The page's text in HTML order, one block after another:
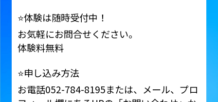
⭐️体験は随時受付中！
お気軽にお問合せください。
体験料無料
⭐️申し込み方法
お電話052-784-8195または、メール、プロ